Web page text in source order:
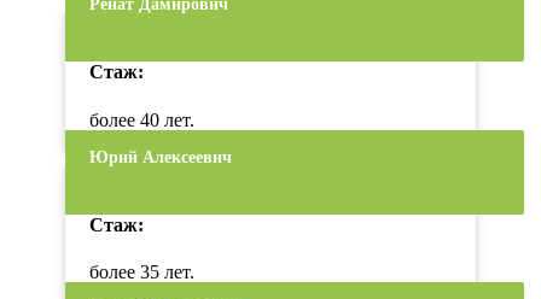
Ренат Дамирович
Стаж:
более 40 лет.
Юрий Алексеевич
Стаж:
более 35 лет.